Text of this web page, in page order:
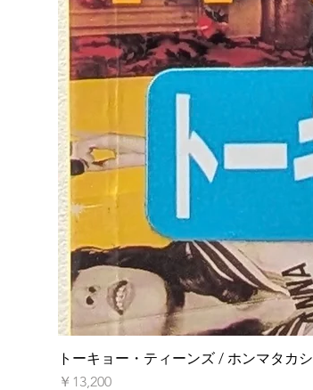
トーキョー・ティーンズ / ホンマタカシ
価格
￥13,200